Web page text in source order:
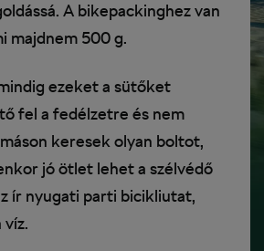
A bikepackinghez van
majdnem 500 g.
ezeket a sütőket
fel a fedélzetre és nem
keresek olyan boltot,
jó ötlet lehet a szélvédő
ír nyugati parti bicikliutat,